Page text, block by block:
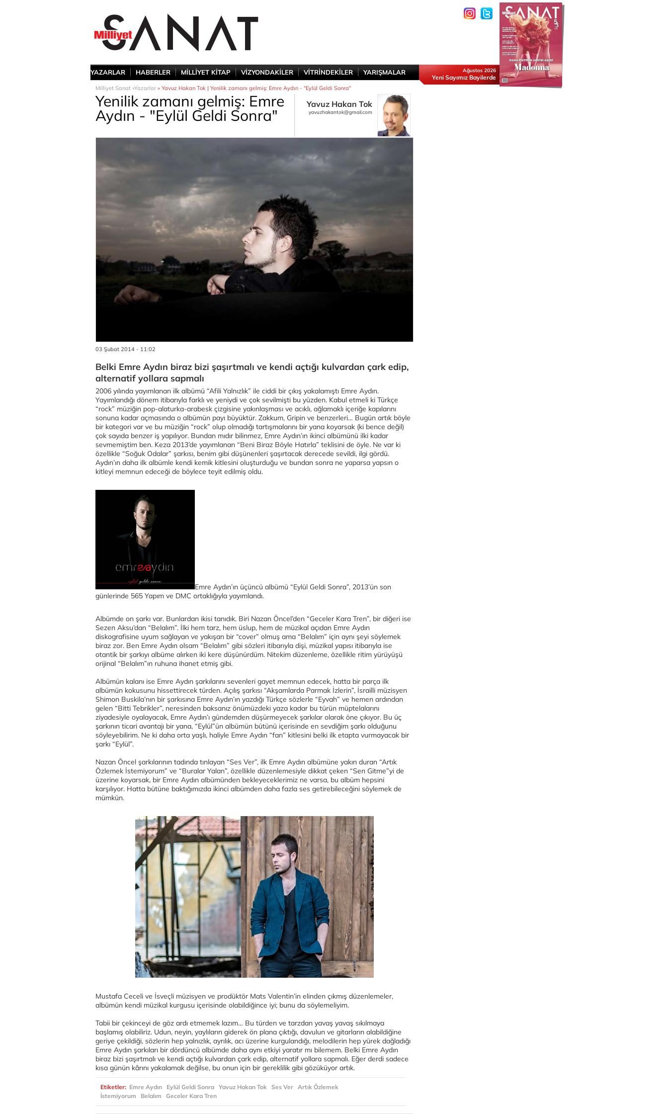
YAZARLAR HABERLER MİLLİYET KİTAP VİZYONDAKİLER VİTRİNDEKİLER YARIŞMALAR Ağustos 2026
Yeni Sayımız Bayilerde
Milliyet Sanat »Yazarlar » Yavuz Hakan Tok | Yenilik zamanı gelmiş: Emre Aydın - "Eylül Geldi Sonra"
Yenilik zamanı gelmiş: Emre
Aydın - "Eylül Geldi Sonra"
Yavuz Hakan Tok
yavuzhakantok@gmail.com
03 Şubat 2014 - 11:02
Belki Emre Aydın biraz bizi şaşırtmalı ve kendi açtığı kulvardan çark edip,
alternatif yollara sapmalı
2006 yılında yayımlanan ilk albümü “Afili Yalnızlık” ile ciddi bir çıkış yakalamıştı Emre Aydın.
Yayımlandığı dönem itibarıyla farklı ve yeniydi ve çok sevilmişti bu yüzden. Kabul etmeli ki Türkçe
“rock” müziğin pop-alaturka-arabesk çizgisine yakınlaşması ve acıklı, ağlamaklı içeriğe kapılarını
sonuna kadar açmasında o albümün payı büyüktür. Zakkum, Gripin ve benzerleri… Bugün artık böyle
bir kategori var ve bu müziğin “rock” olup olmadığı tartışmalarını bir yana koyarsak (ki bence değil)
çok sayıda benzer iş yapılıyor. Bundan mıdır bilinmez, Emre Aydın’ın ikinci albümünü ilki kadar
sevmemiştim ben. Keza 2013’de yayımlanan “Beni Biraz Böyle Hatırla” teklisini de öyle. Ne var ki
özellikle “Soğuk Odalar” şarkısı, benim gibi düşünenleri şaşırtacak derecede sevildi, ilgi gördü.
Aydın’ın daha ilk albümle kendi kemik kitlesini oluşturduğu ve bundan sonra ne yaparsa yapsın o
kitleyi memnun edeceği de böylece teyit edilmiş oldu.
Emre Aydın’ın üçüncü albümü “Eylül Geldi Sonra”, 2013’ün son
günlerinde 565 Yapım ve DMC ortaklığıyla yayımlandı.
Albümde on şarkı var. Bunlardan ikisi tanıdık. Biri Nazan Öncel’den “Geceler Kara Tren”, bir diğeri ise
Sezen Aksu’dan “Belalım”. İlki hem tarz, hem üslup, hem de müzikal açıdan Emre Aydın
diskografisine uyum sağlayan ve yakışan bir “cover” olmuş ama “Belalım” için aynı şeyi söylemek
biraz zor. Ben Emre Aydın olsam “Belalım” gibi sözleri itibarıyla dişi, müzikal yapısı itibarıyla ise
otantik bir şarkıyı albüme alırken iki kere düşünürdüm. Nitekim düzenleme, özellikle ritim yürüyüşü
orijinal “Belalım”ın ruhuna ihanet etmiş gibi.
Albümün kalanı ise Emre Aydın şarkılarını sevenleri gayet memnun edecek, hatta bir parça ilk
albümün kokusunu hissettirecek türden. Açılış şarkısı “Akşamlarda Parmak İzlerin”, İsrailli müzisyen
Shimon Buskila’nın bir şarkısına Emre Aydın’ın yazdığı Türkçe sözlerle “Eyvah” ve hemen ardından
gelen “Bitti Tebrikler”, neresinden baksanız önümüzdeki yaza kadar bu türün müptelalarını
ziyadesiyle oyalayacak, Emre Aydın’ı gündemden düşürmeyecek şarkılar olarak öne çıkıyor. Bu üç
şarkının ticari avantajı bir yana, “Eylül”ün albümün bütünü içerisinde en sevdiğim şarkı olduğunu
söyleyebilirim. Ne ki daha orta yaşlı, haliyle Emre Aydın “fan” kitlesini belki ilk etapta vurmayacak bir
şarkı “Eylül”.
Nazan Öncel şarkılarının tadında tınlayan “Ses Ver”, ilk Emre Aydın albümüne yakın duran “Artık
Özlemek İstemiyorum” ve “Buralar Yalan”, özellikle düzenlemesiyle dikkat çeken “Sen Gitme”yi de
üzerine koyarsak, bir Emre Aydın albümünden bekleyeceklerimiz ne varsa, bu albüm hepsini
karşılıyor. Hatta bütüne baktığımızda ikinci albümden daha fazla ses getirebileceğini söylemek de
mümkün.
Mustafa Ceceli ve İsveçli müzisyen ve prodüktör Mats Valentin’in elinden çıkmış düzenlemeler,
albümün kendi müzikal kurgusu içerisinde olabildiğince iyi; bunu da söylemeliyim.
Tabii bir çekinceyi de göz ardı etmemek lazım… Bu türden ve tarzdan yavaş yavaş sıkılmaya
başlamış olabiliriz. Udun, neyin, yaylıların giderek ön plana çıktığı, davulun ve gitarların alabildiğine
geriye çekildiği, sözlerin hep yalnızlık, ayrılık, acı üzerine kurgulandığı, melodilerin hep yürek dağladığı
Emre Aydın şarkıları bir dördüncü albümde daha aynı etkiyi yaratır mı bilemem. Belki Emre Aydın
biraz bizi şaşırtmalı ve kendi açtığı kulvardan çark edip, alternatif yollara sapmalı. Eğer derdi sadece
kısa günün kârını yakalamak değilse, bu onun için bir gereklilik gibi gözüküyor artık.
Etiketler: Emre Aydın Eylül Geldi Sonra Yavuz Hakan Tok Ses Ver Artık Özlemek
İstemiyorum
Belalım Geceler Kara Tren